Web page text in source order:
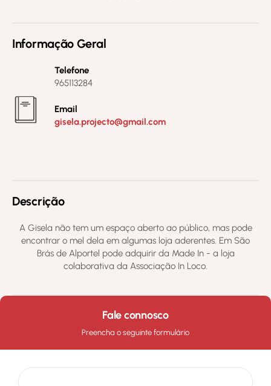
Informação Geral
Telefone
965113284
Email
gisela.projecto@gmail.com
Descrição
A Gisela não tem um espaço aberto ao público, mas pode
encontrar o mel dela em algumas loja aderentes. Em São
Brás de Alportel pode adquirir da Made In - a loja
colaborativa da Associação In Loco.
Fale connosco
Preencha o seguinte formulário